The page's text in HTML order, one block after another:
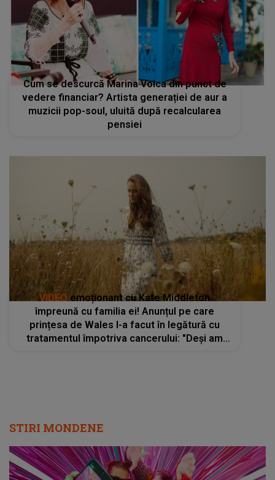
Cum se descurcă Marina Voica din punct de
vedere financiar? Artista generației de aur a
muzicii pop-soul, uluită după recalcularea
pensiei
VIDEO emoționant cu Kate Middleton
împreună cu familia ei! Anunțul pe care
prințesa de Wales l-a facut în legătură cu
tratamentul împotriva cancerului: "Deși am
STIRI MONDENE